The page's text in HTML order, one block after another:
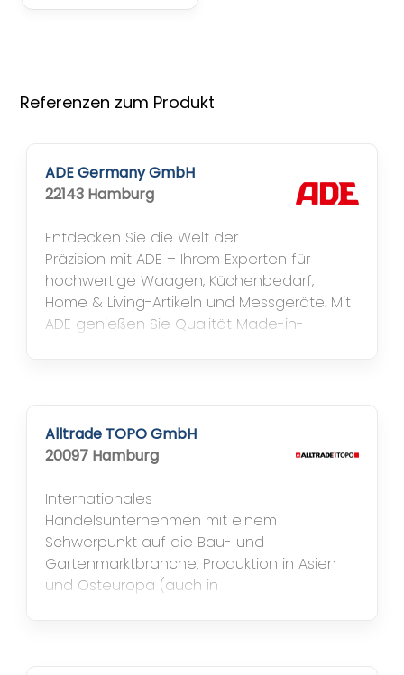
Referenzen zum Produkt
ADE Germany GmbH
22143 Hamburg
Entdecken Sie die Welt der
Präzision mit ADE – Ihrem Experten für
hochwertige Waagen, Küchenbedarf,
Home & Living-Artikeln und Messgeräte. Mit
ADE genießen Sie Qualität Made-in-
nur auf das Produkt. In Verbindung mit den...
Alltrade TOPO GmbH
20097 Hamburg
Internationales
Handelsunternehmen mit einem
Schwerpunkt auf die Bau- und
Gartenmarktbranche. Produktion in Asien
und Osteuropa (auch in